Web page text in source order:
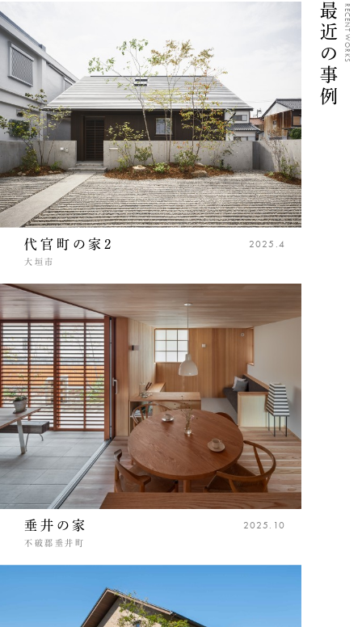
最近の事例RECENT WORKS
代官町の家2
大垣市
2025.4
垂井の家
不破郡垂井町
2025.10